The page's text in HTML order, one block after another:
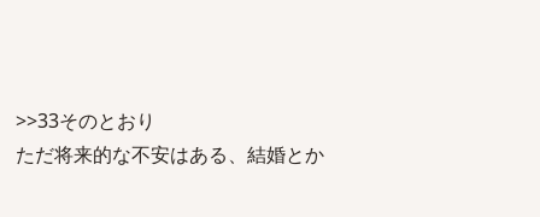
>>33そのとおり
ただ将来的な不安はある、結婚とか